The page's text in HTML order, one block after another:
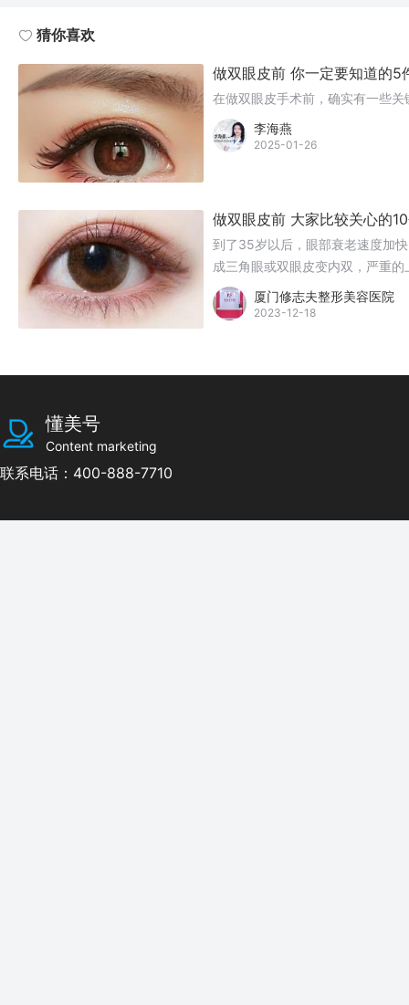
猜你喜欢
做双眼皮前 你一定要知道的5
在做双眼皮手术前，确实有一些
李海燕
2025-01-26
做双眼皮前 大家比较关心的
到了35岁以后，眼部衰老速度加
成三角眼或双眼皮变内双，严重
术是解决这些眼部问题最好的方式
厦门修志夫整形美容医院
2023-12-18
懂美号
Content marketing
联系电话：400-888-7710